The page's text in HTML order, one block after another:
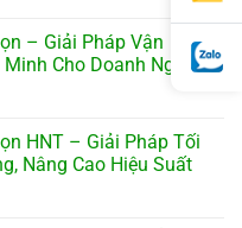
– Giải Pháp Vận
Cho Doanh Nghiệp
HNT – Giải Pháp Tối
Nâng Cao Hiệu Suất